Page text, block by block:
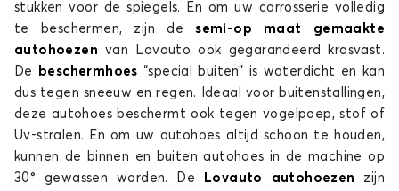
stukken voor de spiegels. En om uw carrosserie volledig
te beschermen, zijn desemi-op maat gemaakte
autohoezenvan Lovauto ook gegarandeerd krasvast.
De
beschermhoes “special buiten” is waterdicht en kan
dus tegen sneeuw en regen. Ideaal voor buitenstallingen,
deze autohoes beschermt ook tegen vogelpoep, stof of
Uv-stralen. En om uw autohoes altijd schoon te houden,
kunnen de binnen en buiten autohoes in de machine op
30° gewassen worden. De
Lovauto autohoezen
zijn